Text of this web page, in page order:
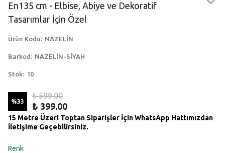
En135 cm - Elbise, Abiye ve Dekoratif
Tasarımlar İçin Özel
Ürün Kodu: NAZELİN
Barkod : NAZELİN-SİYAH
Stok: 10
%33
₺ 599.00
₺ 399.00
15 Metre Üzeri Toptan Siparişler İçin WhatsApp Hattımızdan
İletişime Geçebilirsiniz.
Renk